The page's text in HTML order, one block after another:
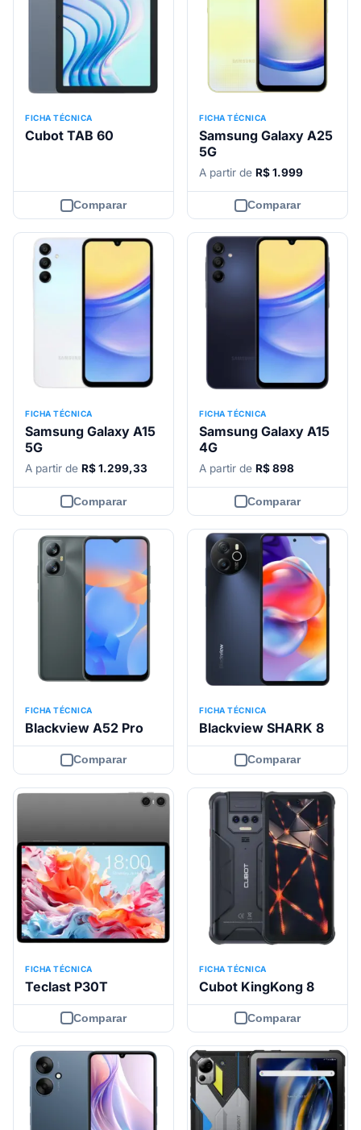
FICHA TÉCNICA
Cubot TAB 60
Comparar
FICHA TÉCNICA
Samsung Galaxy A25
5G
A partir de R$ 1.999
Comparar
FICHA TÉCNICA
Samsung Galaxy A15
5G
A partir de R$ 1.299,33
Comparar
FICHA TÉCNICA
Samsung Galaxy A15
4G
A partir de R$ 898
Comparar
FICHA TÉCNICA
Blackview A52 Pro
Comparar
FICHA TÉCNICA
Blackview SHARK 8
Comparar
FICHA TÉCNICA
Teclast P30T
Comparar
FICHA TÉCNICA
Cubot KingKong 8
Comparar